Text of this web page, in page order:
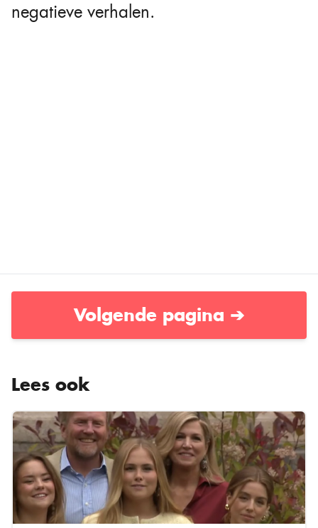
negatieve verhalen.
Volgende pagina ➔
Lees ook